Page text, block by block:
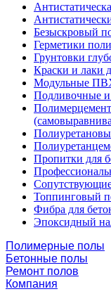
Безыскровый
Герметики
Грунтовки
Краски и лаки
Модульные
Подливочные и
Пропитки для
Топпинговый
Фибра для
Эпоксидный
Полимерные полы
Бетонные полы
Ремонт полов
Компания